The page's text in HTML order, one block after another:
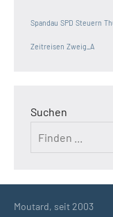
Spandau SPD Steuern
Zeitreisen Zweig_A
Suchen
Moutard, seit 2003